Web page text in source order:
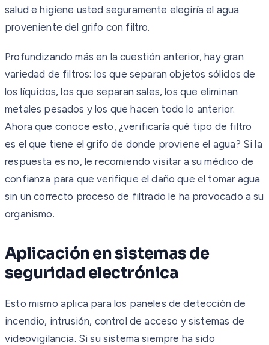
salud e higiene usted seguramente elegiría el agua
proveniente del grifo con filtro.
Profundizando más en la cuestión anterior, hay gran
variedad de filtros: los que separan objetos sólidos de
los líquidos, los que separan sales, los que eliminan
metales pesados y los que hacen todo lo anterior.
Ahora que conoce esto, ¿verificaría qué tipo de filtro
es el que tiene el grifo de donde proviene el agua? Si la
respuesta es no, le recomiendo visitar a su médico de
confianza para que verifique el daño que el tomar agua
sin un correcto proceso de filtrado le ha provocado a su
organismo.
Aplicación en sistemas de
seguridad electrónica
Esto mismo aplica para los paneles de detección de
incendio, intrusión, control de acceso y sistemas de
videovigilancia. Si su sistema siempre ha sido